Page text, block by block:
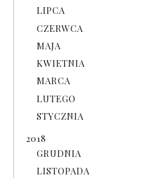
LIPCA
CZERWCA
MAJA
KWIETNIA
MARCA
LUTEGO
STYCZNIA
2018
GRUDNIA
LISTOPADA